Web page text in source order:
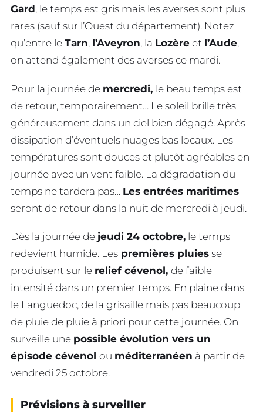
Gard, le temps est gris mais les averses sont plus
rares (sauf sur l’Ouest du département). Notez
qu’entre le Tarn, l’Aveyron, la Lozère et l’Aude,
on attend également des averses ce mardi.
Pour la journée de mercredi, le beau temps est
de retour, temporairement… Le soleil brille très
généreusement dans un ciel bien dégagé. Après
dissipation d’éventuels nuages bas locaux. Les
températures sont douces et plutôt agréables en
journée avec un vent faible. La dégradation du
temps ne tardera pas… Les entrées maritimes
seront de retour dans la nuit de mercredi à jeudi.
Dès la journée de jeudi 24 octobre, le temps
redevient humide. Les premières pluies se
produisent sur le relief cévenol, de faible
intensité dans un premier temps. En plaine dans
le Languedoc, de la grisaille mais pas beaucoup
de pluie de pluie à priori pour cette journée. On
surveille une possible évolution vers un
épisode cévenol ou méditerranéen à partir de
vendredi 25 octobre.
Prévisions à surveiller